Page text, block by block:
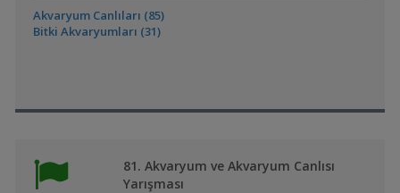
Akvaryum Canlıları (85)
Bitki Akvaryumları (31)
81. Akvaryum ve Akvaryum Canlısı
Yarışması